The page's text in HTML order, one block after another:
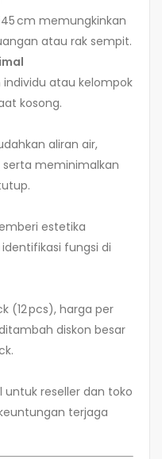
cm memungkinkan
atau rak sempit.
atau kelompok
kosong.
aliran air,
meminimalkan
estetika
fungsi di
(12 pcs), harga per
diskon besar
untuk reseller dan toko
terjaga